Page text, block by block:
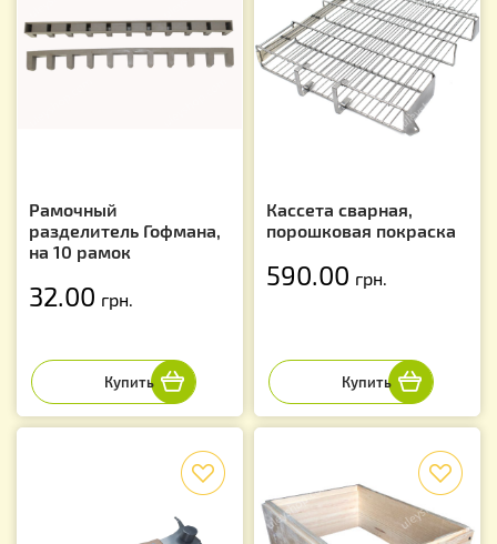
Рамочный
разделитель Гофмана,
на 10 рамок
32.00 грн.
Кассета сварная,
порошковая покраска
590.00 грн.